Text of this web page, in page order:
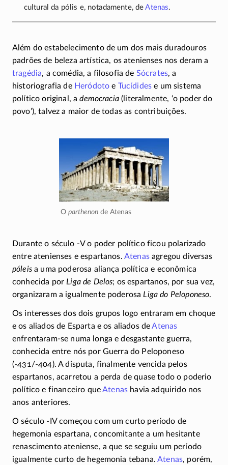
cultural da pólis e, notadamente, deAtenas.
Além do estabelecimento de um dos mais duradouros
padrões de beleza artística, os atenienses nos deram a
tragédia, a comédia, a filosofia de Sócrates, a
historiografia de Heródoto e Tucídides e um sistema
político original, ademocracia(literalmente, ‘o poder do
povo’), talvez a maior de todas as contribuições.
Oparthenon de Atenas
Durante o século -Vo poder político ficou polarizado
entre atenienses e espartanos. Atenasagregou diversas
póleisa uma poderosa aliança política e econômica
conhecida por Liga de Delos; os espartanos, por sua vez,
organizaram a igualmente poderosa Liga do Peloponeso.
Os interesses dos dois grupos logo entraram em choque
e os aliados de Esparta e os aliados deAtenas
enfrentaram-se numa longa e desgastante guerra,
conhecida entre nós por Guerra do Peloponeso
(-431/-404). A disputa, finalmente vencida pelos
espartanos, acarretou a perda de quase todo o poderio
político e financeiro queAtenas havia adquirido nos
anos anteriores.
O século -IVcomeçou com um curto período de
hegemonia espartana, concomitante a um hesitante
renascimento ateniense, a que se seguiu um período
igualmente curto de hegemonia tebana.Atenas, porém,